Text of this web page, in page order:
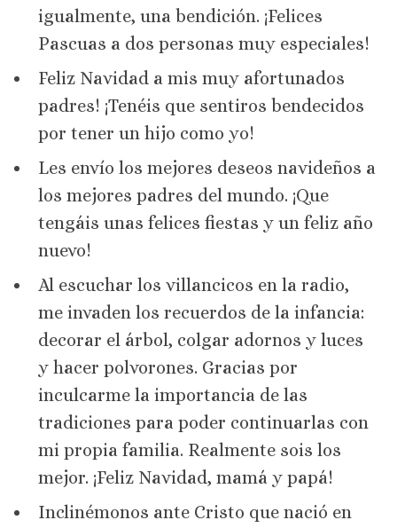
igualmente, una bendición. ¡Felices
Pascuas a dos personas muy especiales!
Feliz Navidad a mis muy afortunados
padres! ¡Tenéis que sentiros bendecidos
por tener un hijo como yo!
Les envío los mejores deseos navideños a
los mejores padres del mundo. ¡Que
tengáis unas felices fiestas y un feliz año
nuevo!
Al escuchar los villancicos en la radio,
me invaden los recuerdos de la infancia:
decorar el árbol, colgar adornos y luces
y hacer polvorones. Gracias por
inculcarme la importancia de las
tradiciones para poder continuarlas con
mi propia familia. Realmente sois los
mejor. ¡Feliz Navidad, mamá y papá!
Inclinémonos ante Cristo que nació en